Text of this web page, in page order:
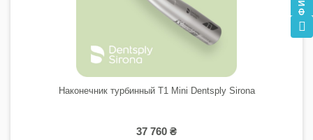
Наконечник турбинный T1 Mini Dentsply Sirona
37 760 ₴